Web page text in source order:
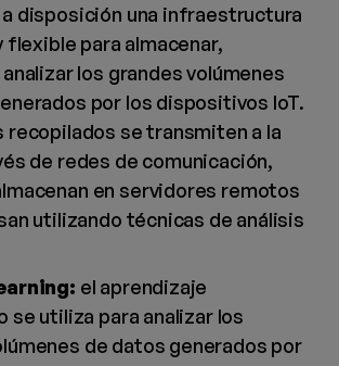
a disposición una infraestructura
flexible para almacenar,
los grandes volúmenes
por los dispositivos IoT.
recopilados se transmiten a la
de redes de comunicación,
en servidores remotos
utilizando técnicas de análisis
el aprendizaje
se utiliza para analizar los
de datos generados por